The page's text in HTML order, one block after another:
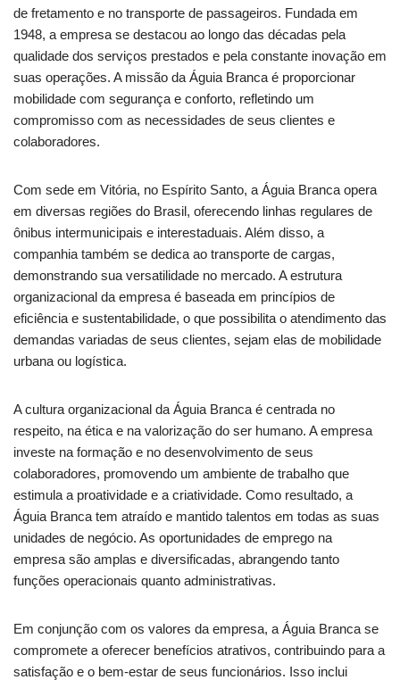
de fretamento e no transporte de passageiros. Fundada em
1948, a empresa se destacou ao longo das décadas pela
qualidade dos serviços prestados e pela constante inovação em
suas operações. A missão da Águia Branca é proporcionar
mobilidade com segurança e conforto, refletindo um
compromisso com as necessidades de seus clientes e
colaboradores.
Com sede em Vitória, no Espírito Santo, a Águia Branca opera
em diversas regiões do Brasil, oferecendo linhas regulares de
ônibus intermunicipais e interestaduais. Além disso, a
companhia também se dedica ao transporte de cargas,
demonstrando sua versatilidade no mercado. A estrutura
organizacional da empresa é baseada em princípios de
eficiência e sustentabilidade, o que possibilita o atendimento das
demandas variadas de seus clientes, sejam elas de mobilidade
urbana ou logística.
A cultura organizacional da Águia Branca é centrada no
respeito, na ética e na valorização do ser humano. A empresa
investe na formação e no desenvolvimento de seus
colaboradores, promovendo um ambiente de trabalho que
estimula a proatividade e a criatividade. Como resultado, a
Águia Branca tem atraído e mantido talentos em todas as suas
unidades de negócio. As oportunidades de emprego na
empresa são amplas e diversificadas, abrangendo tanto
funções operacionais quanto administrativas.
Em conjunção com os valores da empresa, a Águia Branca se
compromete a oferecer benefícios atrativos, contribuindo para a
satisfação e o bem-estar de seus funcionários. Isso inclui